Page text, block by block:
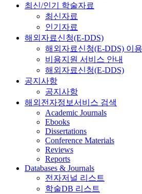
최신/인기 학술자료
최신자료
인기자료
해외자료신청(E-DDS)
해외자료신청(E-DDS) 이
비용지원 서비스 안내
해외자료신청(E-DDS)
공지사항
공지사항
해외전자정보서비스 검색
Academic Journals
Ebooks
Dissertations
Conference Materials
Reviews
Reports
Databases & Journals
전자저널 리스트
학술DB 리스트